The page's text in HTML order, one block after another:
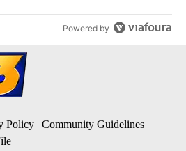
Powered by
Policy
Community Guidelines